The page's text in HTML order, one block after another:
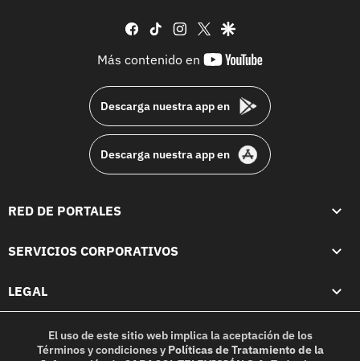
facebook
tiktok instagram
twittergoogle
Más contenido en
youtube-
Descarga nuestra app en
Descarga nuestra app en
RED DE PORTALES
SERVICIOS CORPORATIVOS
LEGAL
El uso de este sitio web implica la aceptación de los
Términos y condicionesy Políticas de Tratamiento de la